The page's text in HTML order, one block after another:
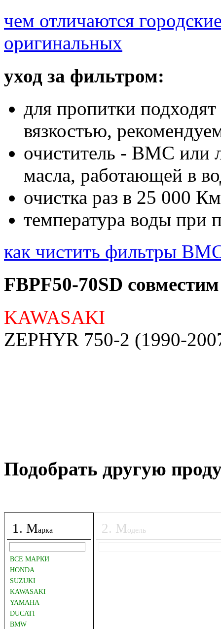
чем отличаются
оригинальных
уход за фильтром:
для пропитки
вязкостью,
очиститель - BMC или
масла, работающей в
очистка раз в 25 000 Км
температура воды при
как чистить фильтры
FBPF50-70SD
KAWASAKI
ZEPHYR 750-2 (1990-
Подобрать другую
1. Марка
ВСЕ МАРКИ
HONDA
SUZUKI
KAWASAKI
YAMAHA
DUCATI
BMW
2. Модель